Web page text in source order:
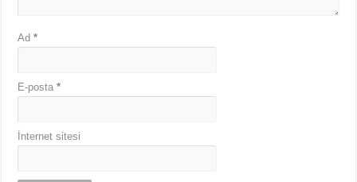
Ad*
E-posta*
İnternet sitesi